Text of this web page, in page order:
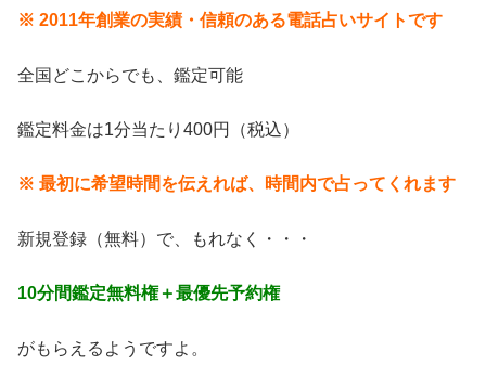
※ 2011年創業の実績・信頼のある電話占いサイトです
全国どこからでも、鑑定可能
鑑定料金は1分当たり400円（税込）
※ 最初に希望時間を伝えれば、時間内で占ってくれます
新規登録（無料）で、もれなく・・・
10分間鑑定無料権＋最優先予約権
がもらえるようですよ。